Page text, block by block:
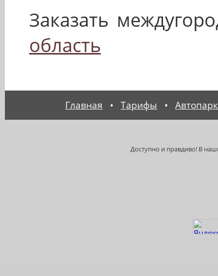
Заказать
область
Главная • Тарифы • Автопарк
Доступно и правдиво! В